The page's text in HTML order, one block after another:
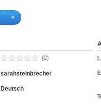
(0)
sarahsteinbrecher
Deutsch